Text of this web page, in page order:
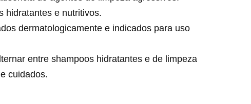
hidratantes e nutritivos.
dermatologicamente e indicados para uso
entre shampoos hidratantes e de limpeza
cuidados.